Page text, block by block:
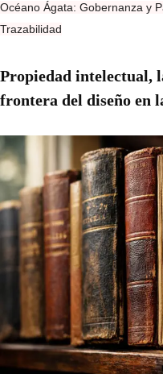
Océano Ágata: Gobernanza y
Trazabilidad
Propiedad intelectual,
frontera del diseño en